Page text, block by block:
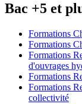
Bac +5 et
Formations
Formations
Formations
d'ouvrages
Formations
Formations
collectivité